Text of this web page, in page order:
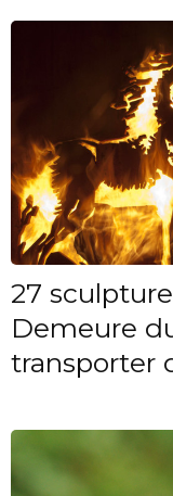
27
Demeure
transporter